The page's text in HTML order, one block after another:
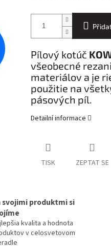
Pílový kotúč
všeobecné
materiálov a je
použitie na
pásových píl.
Detailní informace
TISK ZEPTAT SE
svojimi produktmi si
kvalita a hodnota
v celosvetovom